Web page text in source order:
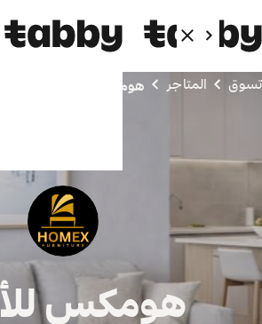
تسوق المتاجر هومكس للأثاث
هومكس